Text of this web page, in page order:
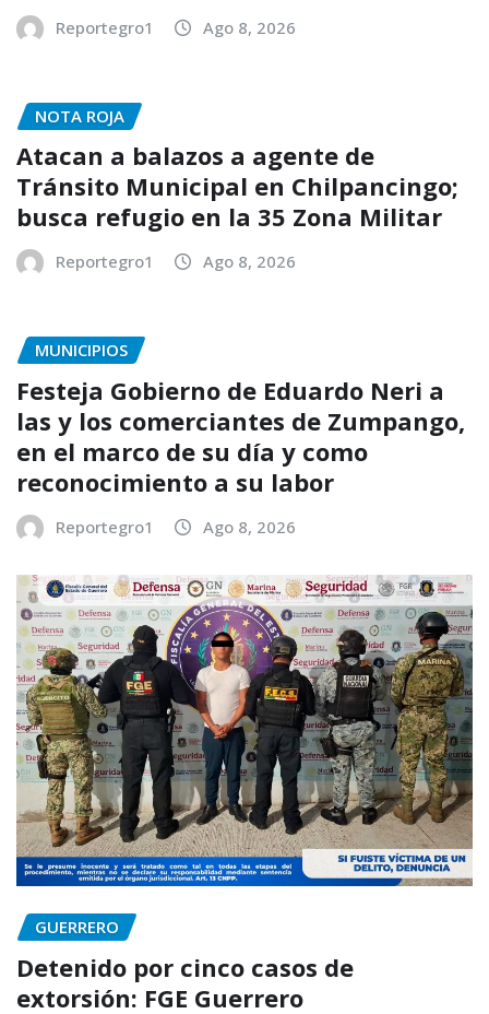
Reportegro1 Ago 8, 2026
NOTA ROJA
Atacan a balazos a agente de
Tránsito Municipal en Chilpancingo;
busca refugio en la 35 Zona Militar
Reportegro1 Ago 8, 2026
MUNICIPIOS
Festeja Gobierno de Eduardo Neri a
las y los comerciantes de Zumpango,
en el marco de su día y como
reconocimiento a su labor
Reportegro1 Ago 8, 2026
GUERRERO
Detenido por cinco casos de
extorsión: FGE Guerrero